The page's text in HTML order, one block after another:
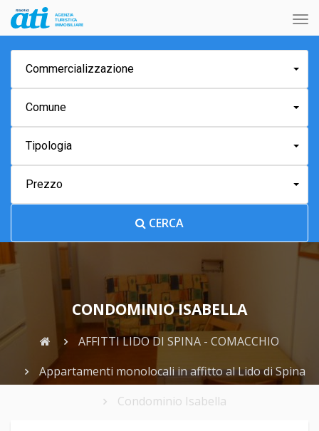
Commercializzazione
Comune
Tipologia
Prezzo
CERCA
CONDOMINIO ISABELLA
AFFITTI LIDO DI SPINA - COMACCHIO
Appartamenti monolocali in affitto al Lido di Spina
Condominio Isabella